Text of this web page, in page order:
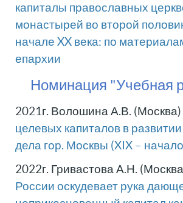
капиталы православных
монастырей во второй
начале XX века: по
епархии
Номинация "Учебная
2021г. Волошина А.В. (Москва)
целевых капиталов в
дела гор. Москвы (XIX –
2022г. Гривастова А.Н.
России оскудевает рука